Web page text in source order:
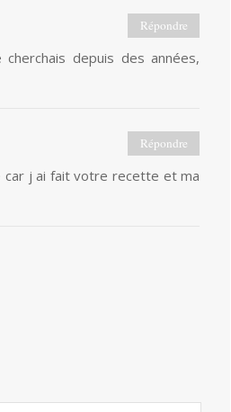
depuis des années,
Répondre
car j ai fait votre recette et ma
Répondre